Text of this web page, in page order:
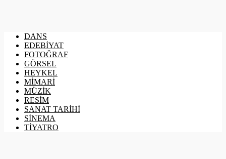
DANS
EDEBİYAT
FOTOĞRAF
GÖRSEL
HEYKEL
MİMARİ
MÜZİK
RESİM
SANAT TARİHİ
SİNEMA
TİYATRO